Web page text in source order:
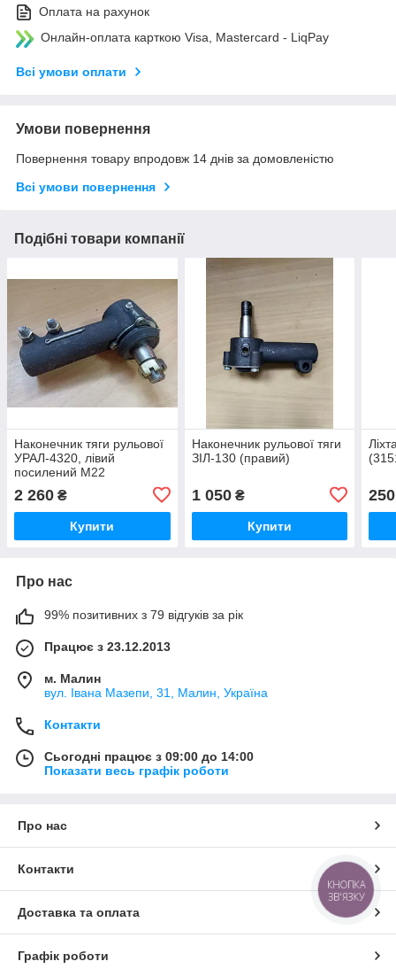
Оплата на рахунок
Онлайн-оплата карткою Visa, Mastercard - LiqPay
Всі умови оплати
Умови повернення
Повернення товару впродовж 14 днів за домовленістю
Всі умови повернення
Подібні товари компанії
Наконечник тяги рульової
УРАЛ-4320, лівий
посилений М22
2 260 ₴
Купити
Наконечник рульової тяги
ЗІЛ-130 (правий)
1 050₴
Купити
250
Про нас
99% позитивних з 79 відгуків за рік
Працює з 23.12.2013
м. Малин
вул. Івана Мазепи, 31, Малин, Україна
Контакти
Сьогодні працює з 09:00 до 14:00
Показати весь графік роботи
Про нас
Контакти
Доставка та оплата
Графік роботи
КНОПКА
ЗВ'ЯЗКУ